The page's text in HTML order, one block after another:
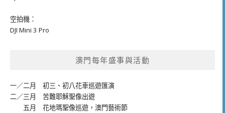
空拍機：
DJI Mini 3 Pro
澳門每年盛事與活動
一／二月 初三、初八花車巡遊匯演
二／三月 苦難耶穌聖像出遊
五月 花地瑪聖像巡遊 ， 澳門藝術節